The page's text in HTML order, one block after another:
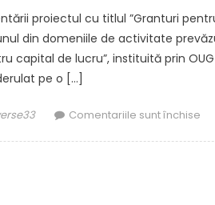
proiectul cu titlul ”Granturi
din domeniile de activitate
capital de lucru”, instituită prin
pe o […]
Comentariile sunt închise